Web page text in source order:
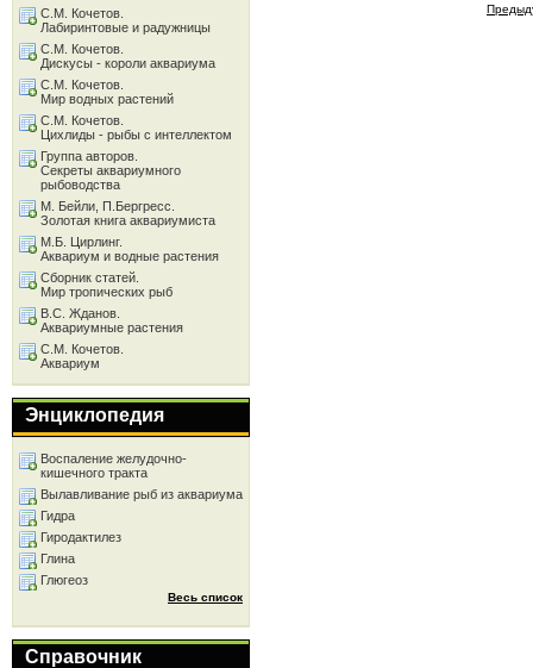
С.М. Кочетов.
Лабиринтовые и радужницы
С.М. Кочетов.
Дискусы - короли аквариума
С.М. Кочетов.
Мир водных растений
С.М. Кочетов.
Цихлиды - рыбы с интеллектом
Группа авторов.
Секреты аквариумного
рыбоводства
М. Бейли, П.Бергресс.
Золотая книга аквариумиста
М.Б. Цирлинг.
Аквариум и водные растения
Сборник статей.
Мир тропических рыб
В.С. Жданов.
Аквариумные растения
С.М. Кочетов.
Аквариум
Энциклопедия
Воспаление желудочно-
кишечного тракта
Вылавливание рыб из аквариума
Гидра
Гиродактилез
Глина
Глюгеоз
Весь список
Справочник